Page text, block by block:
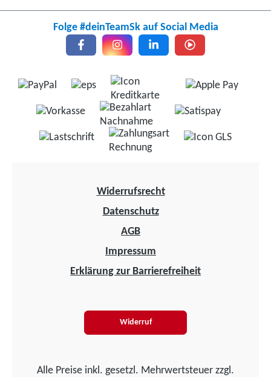
Folge #deinTeamSk auf Social Media
Widerrufsrecht
Datenschutz
AGB
Impressum
Erklärung zur Barrierefreiheit
Widerruf
Alle Preise inkl. gesetzl. Mehrwertsteuer zzgl.